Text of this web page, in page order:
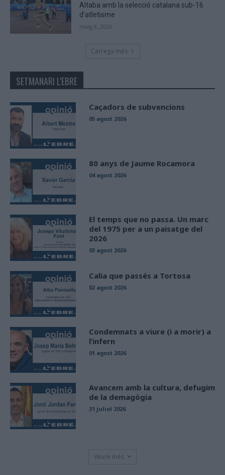
Altaba amb la selecció catalana sub-16
d’atletisme
maig 8, 2026
Carrega més
SETMANARI L'EBRE
Caçadors de subvencions
05 agost 2026
80 anys de Jaume Rocamora
04 agost 2026
El temps que no passa. Un marc
del 1975 per a un paisatge del
2026
03 agost 2026
Calia que passés a Tortosa
02 agost 2026
Condemnats a viure (i a morir) a
l’infern
01 agost 2026
Avancem amb la cultura, defugim
de la demagògia
31 juliol 2026
Veure més